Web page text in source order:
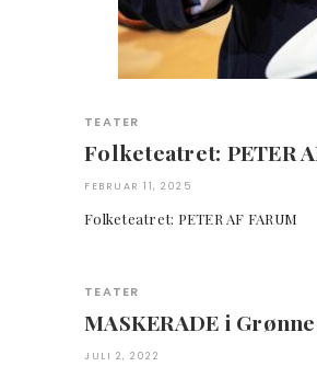
TEATER
Folketeatret: PETER
FEBRUAR 11, 2025
Folketeatret: PETER AF
TEATER
MASKERADE i
JULI 2, 2022